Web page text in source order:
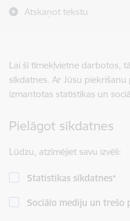
Atskaņot tekstu
Lai šī tīmekļvietne darbotos,
sīkdatnes. Ar Jūsu
izmantotas statistikas un
Pielāgot sīkdatnes
Lūdzu, atzīmējiet savu izvēli:
Statistikas sīkdatnes*
Sociālo mediju un trešo